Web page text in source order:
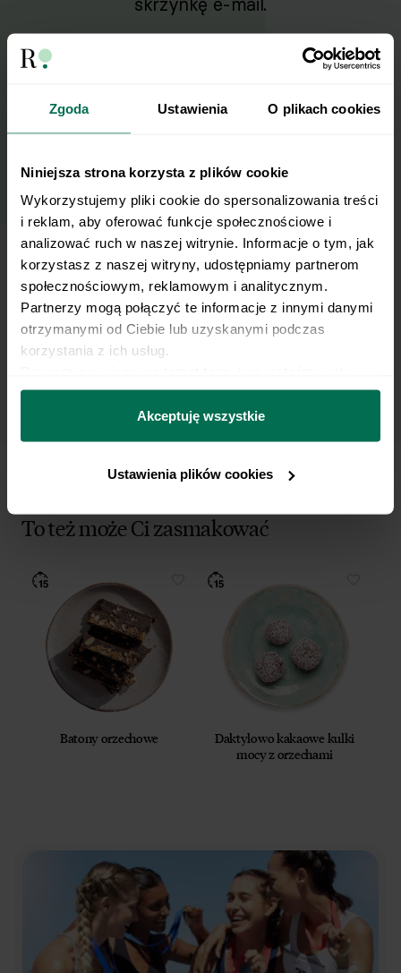
Zgoda Ustawienia O plikach cookies
Niniejsza strona korzysta z plików cookie
Wykorzystujemy pliki cookie do spersonalizowania treści
i reklam, aby oferować funkcje społecznościowe i
analizować ruch w naszej witrynie. Informacje o tym, jak
korzystasz z naszej witryny, udostępniamy partnerom
społecznościowym, reklamowym i analitycznym.
Partnerzy mogą połączyć te informacje z innymi danymi
otrzymanymi od Ciebie lub uzyskanymi podczas
korzystania z ich usług.
można się z nami skontaktować i w jaki sposób
przetwarzamy dane osobowe w ramach
prywatności.
Akceptuję wszystkie
Ustawienia plików cookies
Zapisz się do naszego Newslettera
Wyślij
Wyrażam zgodę na przetwarzanie moich
danych osobowych w celu otrzymywania
Newslettera i potwierdzam zapoznanie się z
polityką prywatności
To też może Ci zasmakować
Batony orzechowe
Daktylowo kakaowe kulki
mocy z orzechami